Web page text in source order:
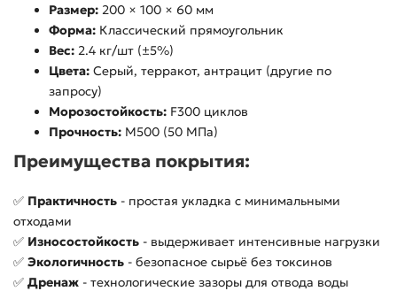
Размер: 200 × 100 × 60 мм
Форма: Классический прямоугольник
Вес: 2.4 кг/шт (±5%)
Цвета: Серый, терракот, антрацит (другие по
запросу)
Морозостойкость: F300 циклов
Прочность: М500 (50 МПа)
Преимущества покрытия:
✅ Практичность - простая укладка с минимальными
отходами
✅ Износостойкость - выдерживает интенсивные нагрузки
✅ Экологичность - безопасное сырьё без токсинов
✅ Дренаж - технологические зазоры для отвода воды